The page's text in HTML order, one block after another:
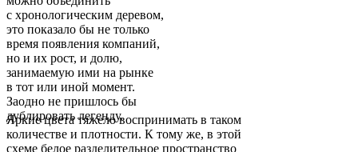
с хронологическим деревом,
это показало бы не только
время появления компаний,
но и их рост, и долю,
занимаемую ими на рынке
в тот или иной момент.
Заодно не пришлось бы
дублировать легенду.
Яркие цвета тяжело воспринимать в таком
количестве и плотности. К тому же, в этой
схеме белое разделительное пространство